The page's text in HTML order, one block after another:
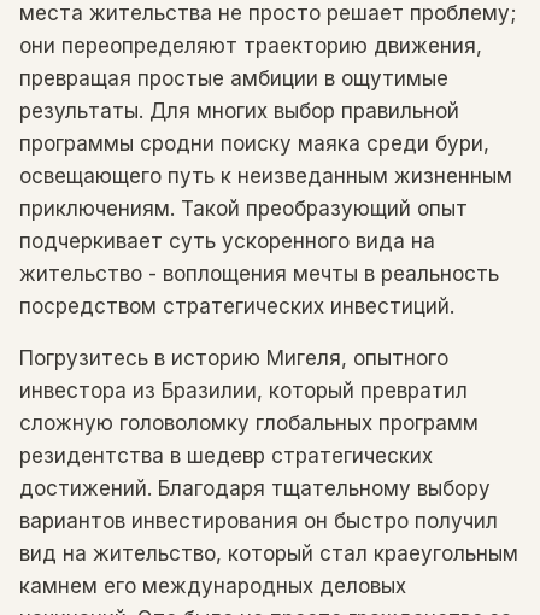
места жительства не просто решает проблему;
они переопределяют траекторию движения,
превращая простые амбиции в ощутимые
результаты. Для многих выбор правильной
программы сродни поиску маяка среди бури,
освещающего путь к неизведанным жизненным
приключениям. Такой преобразующий опыт
подчеркивает суть ускоренного вида на
жительство - воплощения мечты в реальность
посредством стратегических инвестиций.
Погрузитесь в историю Мигеля, опытного
инвестора из Бразилии, который превратил
сложную головоломку глобальных программ
резидентства в шедевр стратегических
достижений. Благодаря тщательному выбору
вариантов инвестирования он быстро получил
вид на жительство, который стал краеугольным
камнем его международных деловых